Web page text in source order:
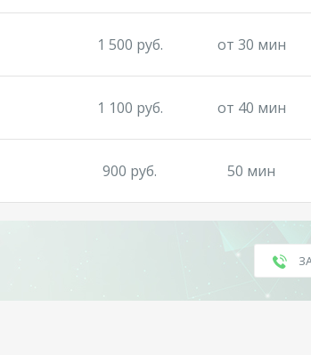
1 500 руб. от 30 мин
1 100 руб. от 40 мин
900 руб. 50 мин